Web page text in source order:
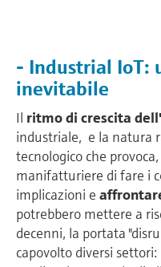
- Industrial IoT:
inevitabile
Il ritmo di crescita
industriale, e la natura
tecnologico che
manifatturiere di fare i
implicazioni e
potrebbero mettere a
decenni, la portata
capovolto diversi